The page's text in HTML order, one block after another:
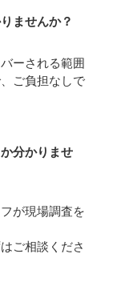
ませんか？
ーされる範囲
ご負担なしで
分かりませ
が現場調査を
ご相談くださ